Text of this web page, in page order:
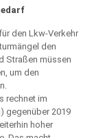
den Lkw-Verkehr
den
Straßen müssen
um den
rechnet im
gegenüber 2019
hoher